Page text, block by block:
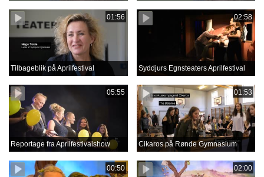
01:56
Tilbageblik på Aprilfestival
02:58
Syddjurs Egnsteaters Aprilfestival
05:55
Reportage fra Aprilfestivalshow
01:53
Cikaros på Rønde Gymnasium
00:50 02:00